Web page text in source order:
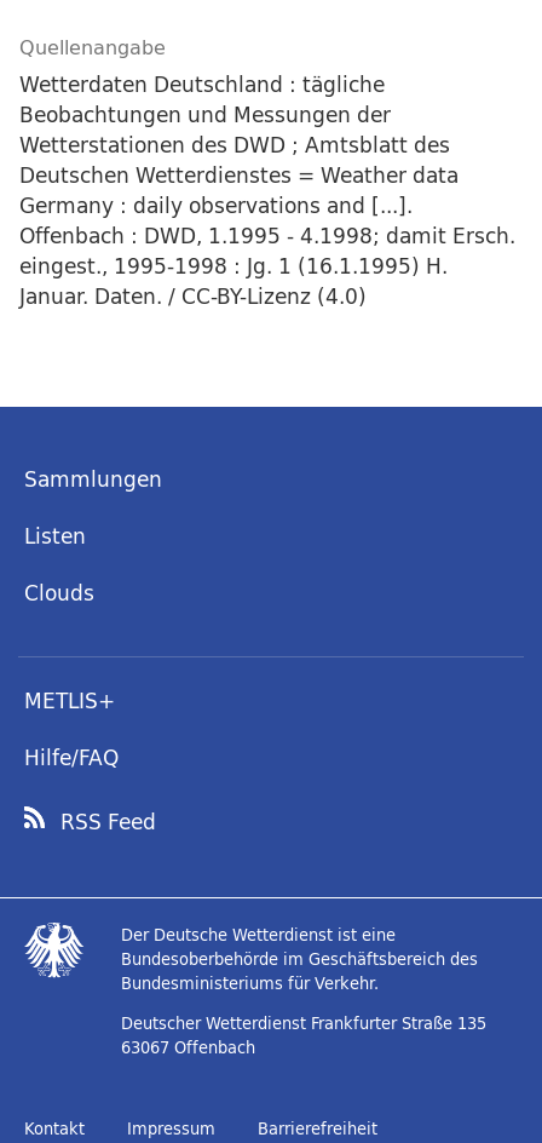
Quellenangabe
Wetterdaten Deutschland : tägliche
Beobachtungen und Messungen der
Wetterstationen des DWD ; Amtsblatt des
Deutschen Wetterdienstes = Weather data
Germany : daily observations and [...].
Offenbach : DWD, 1.1995 - 4.1998; damit Ersch.
eingest., 1995-1998 : Jg. 1 (16.1.1995) H.
Januar. Daten. / CC-BY-Lizenz (4.0)
Sammlungen
Listen
Clouds
METLIS+
Hilfe/FAQ
RSS Feed
Der Deutsche Wetterdienst ist eine
Bundesoberbehörde im Geschäftsbereich des
Bundesministeriums für Verkehr.
Deutscher Wetterdienst Frankfurter Straße 135
63067 Offenbach
Kontakt Impressum Barrierefreiheit